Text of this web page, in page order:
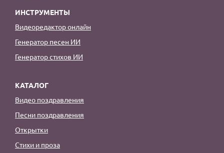
ИНСТРУМЕНТЫ
Видеоредактор онлайн
Генератор песен ИИ
Генератор стихов ИИ
КАТАЛОГ
Видео поздравления
Песни поздравления
Открытки
Стихи и проза